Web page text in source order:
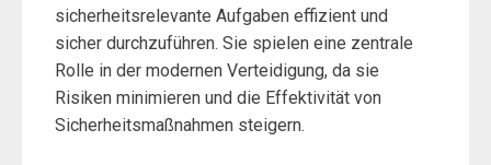
sicherheitsrelevante Aufgaben effizient und
sicher durchzuführen. Sie spielen eine zentrale
Rolle in der modernen Verteidigung, da sie
Risiken minimieren und die Effektivität von
Sicherheitsmaßnahmen steigern.